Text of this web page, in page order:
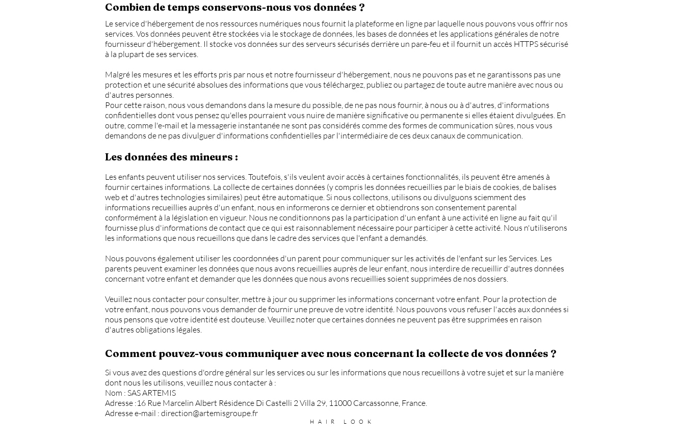
Combien de temps conservons-nous vos données ?
Le service d'hébergement de nos ressources numériques nous fournit la plateforme en ligne par laquelle nous pouvons vous offrir nos
services. Vos données peuvent être stockées via le stockage de données, les bases de données et les applications générales de notre
fournisseur d'hébergement. Il stocke vos données sur des serveurs sécurisés derrière un pare-feu et il fournit un accès HTTPS sécurisé
à la plupart de ses services.
Malgré les mesures et les efforts pris par nous et notre fournisseur d'hébergement, nous ne pouvons pas et ne garantissons pas une
protection et une sécurité absolues des informations que vous téléchargez, publiez ou partagez de toute autre manière avec nous ou
d'autres personnes.
Pour cette raison, nous vous demandons dans la mesure du possible, de ne pas nous fournir, à nous ou à d'autres, d'informations
confidentielles dont vous pensez qu'elles pourraient vous nuire de manière significative ou permanente si elles étaient divulguées. En
outre, comme l'e-mail et la messagerie instantanée ne sont pas considérés comme des formes de communication sûres, nous vous
demandons de ne pas divulguer d'informations confidentielles par l'intermédiaire de ces deux canaux de communication.
Les données des mineurs :
Les enfants peuvent utiliser nos services. Toutefois, s'ils veulent avoir accès à certaines fonctionnalités, ils peuvent être amenés à
fournir certaines informations. La collecte de certaines données (y compris les données recueillies par le biais de cookies, de balises
web et d'autres technologies similaires) peut être automatique. Si nous collectons, utilisons ou divulguons sciemment des
informations recueillies auprès d'un enfant, nous en informerons ce dernier et obtiendrons son consentement parental
conformément à la législation en vigueur. Nous ne conditionnons pas la participation d'un enfant à une activité en ligne au fait qu'il
fournisse plus d'informations de contact que ce qui est raisonnablement nécessaire pour participer à cette activité. Nous n'utiliserons
les informations que nous recueillons que dans le cadre des services que l'enfant a demandés.
Nous pouvons également utiliser les coordonnées d'un parent pour communiquer sur les activités de l'enfant sur les Services. Les
parents peuvent examiner les données que nous avons recueillies auprès de leur enfant, nous interdire de recueillir d'autres données
concernant votre enfant et demander que les données que nous avons recueillies soient supprimées de nos dossiers.
Veuillez nous contacter pour consulter, mettre à jour ou supprimer les informations concernant votre enfant. Pour la protection de
votre enfant, nous pouvons vous demander de fournir une preuve de votre identité. Nous pouvons vous refuser l'accès aux données si
nous pensons que votre identité est douteuse. Veuillez noter que certaines données ne peuvent pas être supprimées en raison
d'autres obligations légales.
Comment pouvez-vous communiquer avec nous concernant la collecte de vos données ?
Si vous avez des questions d'ordre général sur les services ou sur les informations que nous recueillons à votre sujet et sur la manière
dont nous les utilisons, veuillez nous contacter à :
Nom : SAS ARTEMIS
Adresse :16 Rue Marcelin Albert Résidence Di Castelli 2 Villa 29, 11000 Carcassonne, France.
Adresse e-mail : direction@artemisgroupe.fr
HAIR LOOK